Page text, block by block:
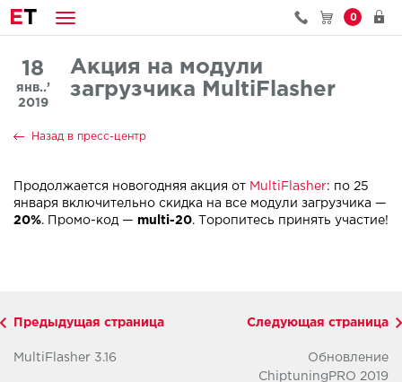
ET 0
18
янв..’
2019
Акция на модули
загрузчика MultiFlasher
Назад в пресс-центр
Продолжается новогодняя акция от MultiFlasher: по 25
января включительно скидка на все модули загрузчика —
20%. Промо-код — multi-20. Торопитесь принять участие!
Предыдущая страница
MultiFlasher 3.16
Следующая страница
Обновление
ChiptuningPRO 2019